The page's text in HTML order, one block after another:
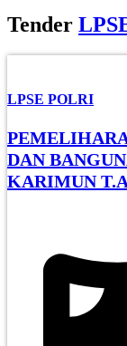
Tender
LPSE POLRI
DAN
KARIMUN